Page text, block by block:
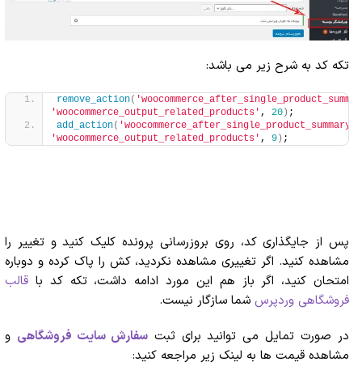
تکه کد به شرح زیر می باشد:
remove_action(
'woocommerce_output_related_products' , 20 ) ;
add_action( 'woocommerce_after_single_product_summary'
'woocommerce_output_related_products' , 9 ) ;
پس از جایگذاری کد، روی بروزرسانی پرونده کلیک کنید و تغییر را
مشاهده کنید. اگر تغییری مشاهده نکردید، کش را پاک کرده و دوباره
امتحان کنید، اگر باز هم این مورد ادامه داشت، تکه کد با قالب
فروشگاهی وردپرس شما سازگار نیست.
در صورت تمایل می توانید برای ثبتسفارش سایت فروشگاهی و
مشاهده قیمت ها به لینک زیر مراجعه کنید: